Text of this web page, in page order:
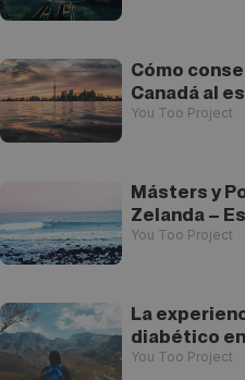
Cómo
Canadá al
You Too Project
Másters y
Zelanda –
You Too Project
La
diabético
You Too Project